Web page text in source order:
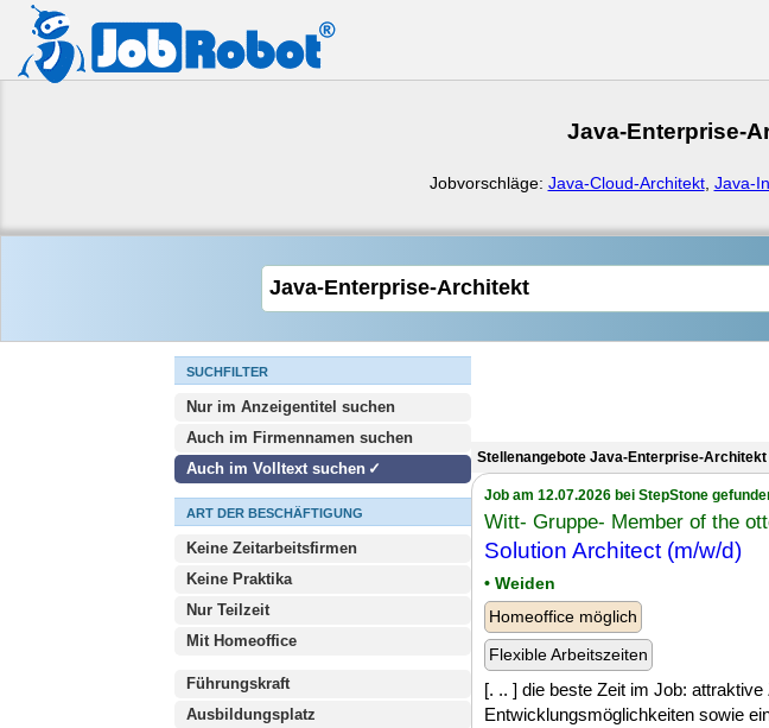
Java-Enterprise-
Jobvorschläge: Java-Cloud-Architekt, Java-
SUCHFILTER
Nur im Anzeigentitel suchen
Auch im Firmennamen suchen
Auch im Volltext suchen
ART DER BESCHÄFTIGUNG
Keine Zeitarbeitsfirmen
Keine Praktika
Nur Teilzeit
Mit Homeoffice
Führungskraft
Ausbildungsplatz
Stellenangebote Java-Enterprise-Architekt
Job am 12.07.2026 bei StepStone
Witt- Gruppe- Member of the
Solution Architect (m/w/d)
• Weiden
Homeoffice möglich
Flexible Arbeitszeiten
[. .. ] die beste Zeit im Job:
Entwicklungsmöglichkeiten sowie